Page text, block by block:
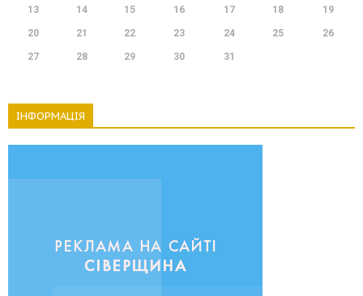
13 14 15 16 17 18 19
20 21 22 23 24 25 26
27 28 29 30 31
ІНФОРМАЦІЯ